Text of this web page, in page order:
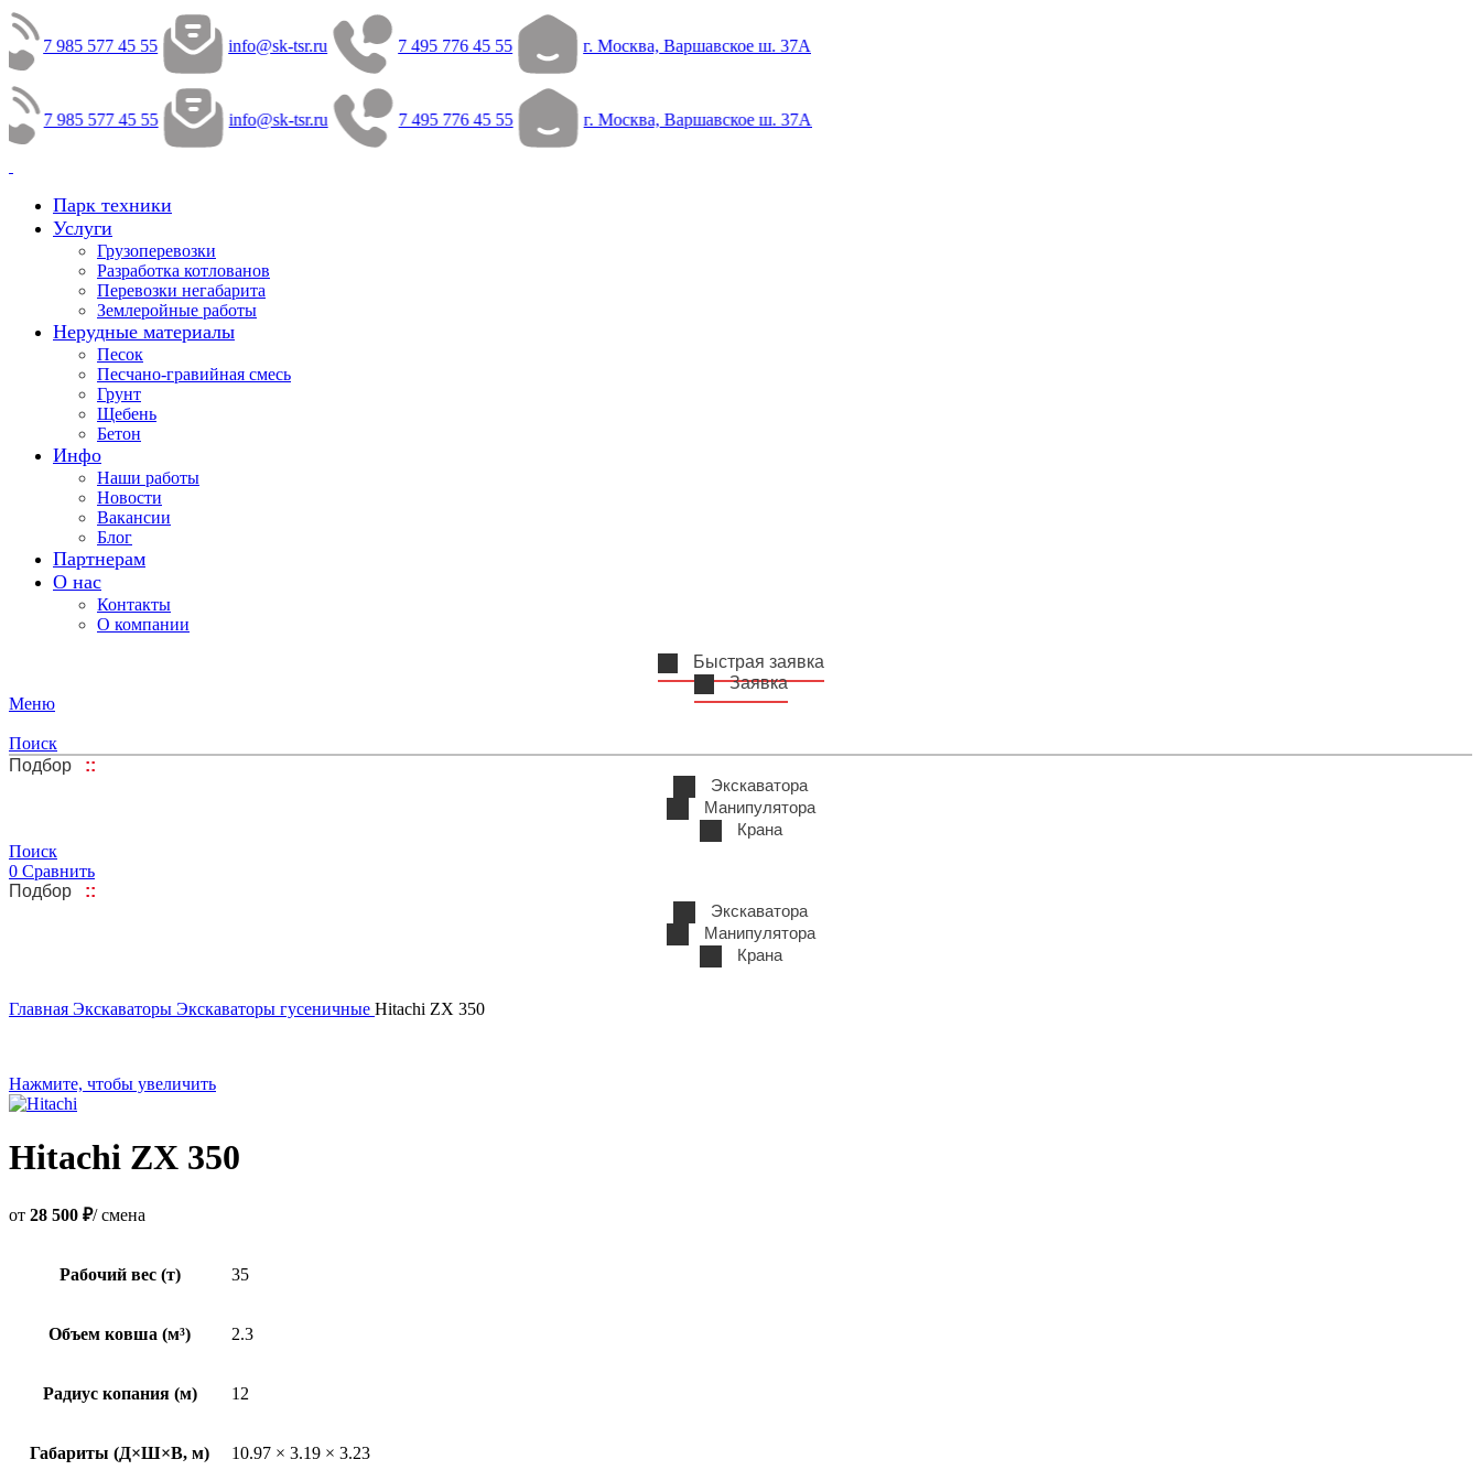
7 985 577 45 55 info@sk-tsr.ru 7 495 776 45 55 г. Москва, Варшавское ш. 37А
7 985 577 45 55 info@sk-tsr.ru 7 495 776 45 55 г. Москва, Варшавское ш. 37А
Парк техники
Услуги
Грузоперевозки
Разработка котлованов
Перевозки негабарита
Землеройные работы
Нерудные материалы
Песок
Песчано-гравийная смесь
Грунт
Щебень
Бетон
Инфо
Наши работы
Новости
Вакансии
Блог
Партнерам
О нас
Контакты
О компании
Быстрая заявка
Заявка
Меню
Поиск
Подбор
::
Экскаватора
Манипулятора
Крана
Поиск
0 Сравнить
Подбор
::
Экскаватора
Манипулятора
Крана
Главная Экскаваторы Экскаваторы гусеничные Hitachi ZX 350
Нажмите, чтобы увеличить
Hitachi ZX 350
от 28 500 ₽/ смена
Рабочий вес (т) 35
Объем ковша (м³) 2.3
Радиус копания (м) 12
Габариты (Д×Ш×В, м) 10.97 × 3.19 × 3.23